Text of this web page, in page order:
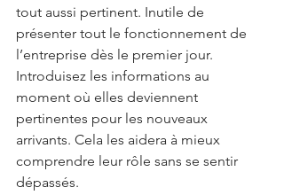
tout aussi pertinent. Inutile de
présenter tout le fonctionnement de
l’entreprise dès le premier jour.
Introduisez les informations au
moment où elles deviennent
pertinentes pour les nouveaux
arrivants. Cela les aidera à mieux
comprendre leur rôle sans se sentir
dépassés.